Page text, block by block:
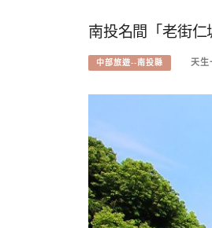
南投名間「老街仁
中部旅遊--南投縣 天生